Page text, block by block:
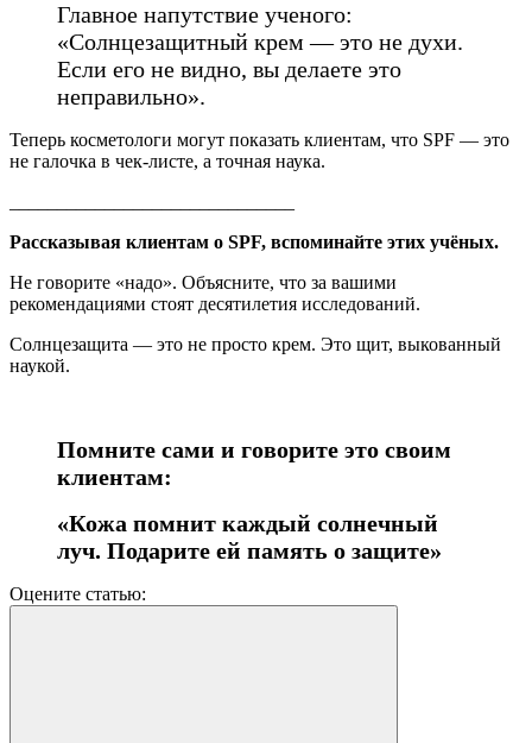
Главное напутствие ученого:
«Солнцезащитный крем — это не духи.
Если его не видно, вы делаете это
неправильно».
Теперь косметологи могут показать клиентам, что SPF — это
не галочка в чек-листе, а точная наука.
Рассказывая клиентам о SPF, вспоминайте этих учёных.
Не говорите «надо». Объясните, что за вашими
рекомендациями стоят десятилетия исследований.
Солнцезащита — это не просто крем. Это щит, выкованный
наукой.
Помните сами и говорите это своим
клиентам:
«Кожа помнит каждый солнечный
луч. Подарите ей память о защите»
Оцените статью: